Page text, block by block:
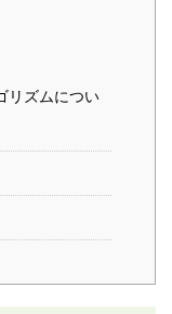
リズムについ